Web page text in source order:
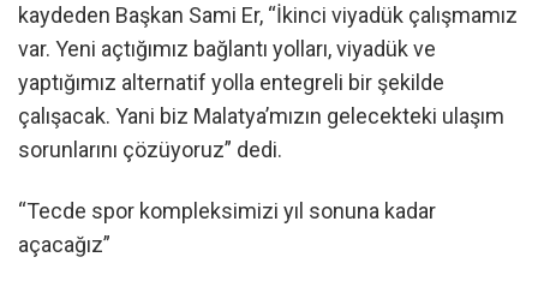
kaydeden Başkan Sami Er, “İkinci viyadük çalışmamız
var. Yeni açtığımız bağlantı yolları, viyadük ve
yaptığımız alternatif yolla entegreli bir şekilde
çalışacak. Yani biz Malatya’mızın gelecekteki ulaşım
sorunlarını çözüyoruz” dedi.
“Tecde spor kompleksimizi yıl sonuna kadar
açacağız”